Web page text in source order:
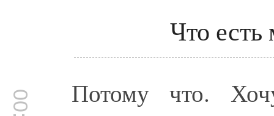
Что
Потому что.